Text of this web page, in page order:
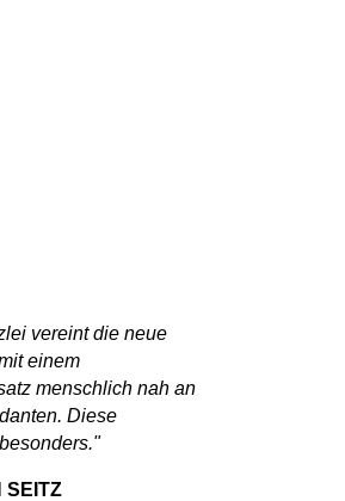
vereint die neue
einem
menschlich nah an
Diese
SEITZ